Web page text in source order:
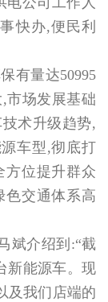
快办,便民利
有量达50995
市场发展基础
术升级趋势,
车型,彻底打
方位提升群众
色交通体系高
斌介绍到:“截
新能源车。现
及我们店端的